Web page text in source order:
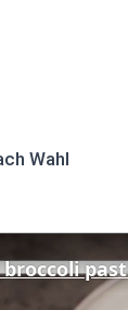
Wahl
broccoli